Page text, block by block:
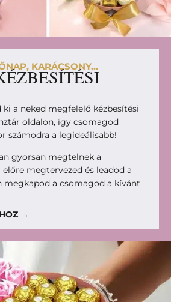
KARÁCSONY...
ki a neked megfelelő kézbesítési
oldalon, így csomagod
számodra a legideálisabb!
gyorsan megtelnek a
előre megtervezed és leadod a
megkapod a csomagod a kívánt
→